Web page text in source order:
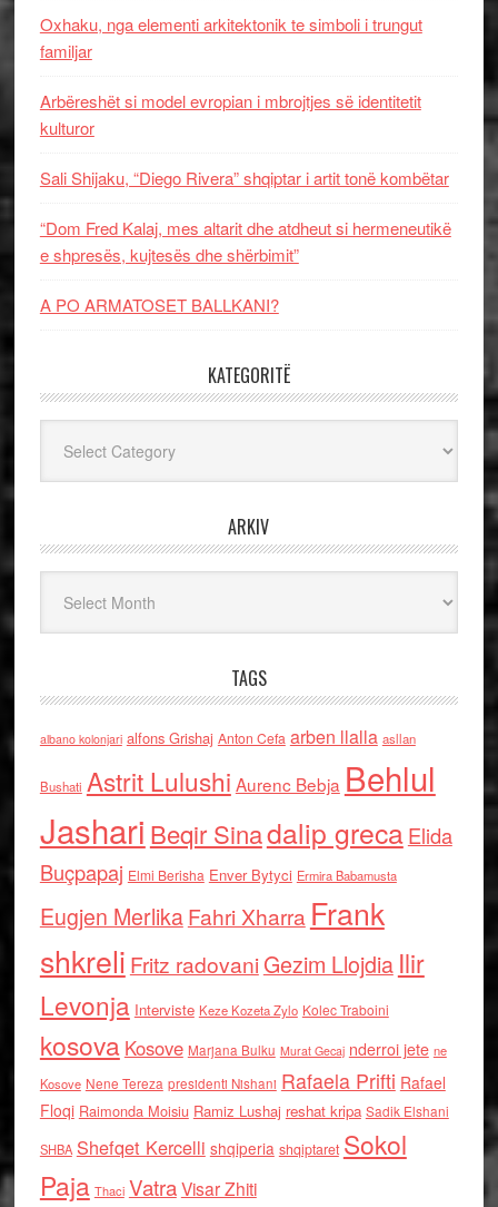
Oxhaku, nga elementi arkitektonik te simboli i trungut
familjar
Arbëreshët si model evropian i mbrojtjes së identitetit
kulturor
Sali Shijaku, “Diego Rivera” shqiptar i artit tonë kombëtar
“Dom Fred Kalaj, mes altarit dhe atdheut si hermeneutikë
e shpresës, kujtesës dhe shërbimit”
A PO ARMATOSET BALLKANI?
KATEGORITË
ARKIV
TAGS
albano kolonjari alfons Grishaj Anton Cefa arben llalla asllan
Bushati Astrit Lulushi Aurenc Bebja Behlul
Jashari Beqir Sinadalip grecaElida
Buçpapaj Elmi Berisha Enver Bytyci Ermira Babamusta
Eugjen MerlikaFahri Xharra Frank
shkreli Fritz radovaniGezim Llojdia Ilir
Levonja Interviste Keze Kozeta Zylo Kolec Traboini
kosova Kosove Marjana Bulku Murat Gecaj nderroi jete ne
Kosove Nene Tereza presidenti Nishani Rafaela Prifti Rafael
Floqi Raimonda Moisiu Ramiz Lushaj reshat kripa Sadik Elshani
SHBA Shefqet Kercelli shqiperia shqiptaret Sokol
Paja Thaci VatraVisar Zhiti